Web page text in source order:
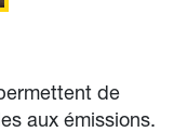
de
aux émissions.